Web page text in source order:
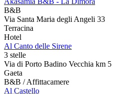
B&B
Via Santa Maria degli Angeli 33
Terracina
Hotel
Al Canto delle Sirene
3 stelle
Via di Porto Badino Vecchia km 5
Gaeta
B&B / Affittacamere
Al Castello